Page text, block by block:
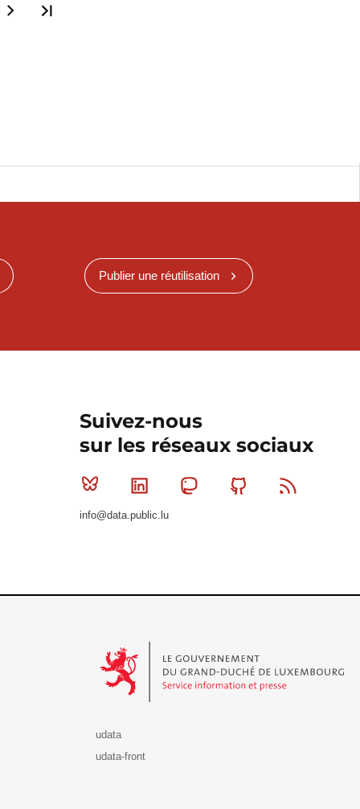
Publier une réutilisation
Suivez-nous
sur les réseaux sociaux
Bluesky Linkedin MastodonGithub
info@data.public.lu
udata
udata-front